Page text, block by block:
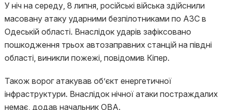
У ніч на середу, 8 липня, російські війська здійснили
масовану атаку ударними безпілотниками по АЗС в
Одеській області. Внаслідок ударів зафіксовано
пошкодження трьох автозаправних станцій на півдні
області, виникли пожежі, повідомив Кіпер.
Також ворог атакував обʼєкт енергетичної
інфраструктури. Внаслідок нічної атаки постраждалих
немає, додав начальник ОВА.